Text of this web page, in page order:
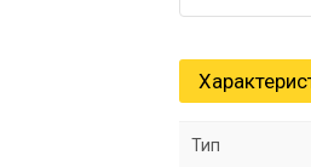
Тип